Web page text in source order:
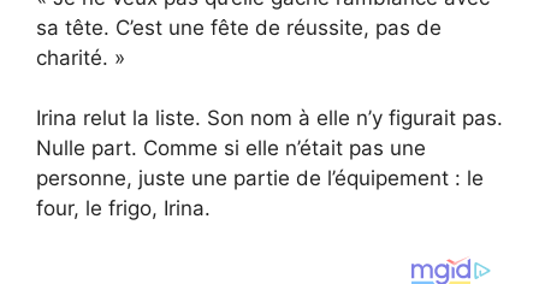
sa tête. C’est une fête de réussite, pas de
charité. »
Irina relut la liste. Son nom à elle n’y figurait pas.
Nulle part. Comme si elle n’était pas une
personne, juste une partie de l’équipement : le
four, le frigo, Irina.